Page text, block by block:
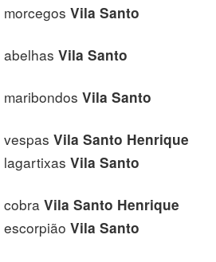
Vila Santo
Vila Santo
Vila Santo
Vila Santo Henrique
Vila Santo
Vila Santo Henrique
Vila Santo